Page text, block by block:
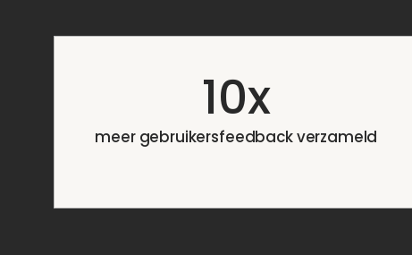
10x
meer gebruikersfeedback verzameld